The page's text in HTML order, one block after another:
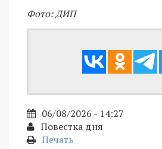
Фото: ДИП
06/08/2026 - 14:27
Повестка дня
Печать